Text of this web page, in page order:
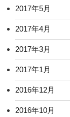
2017年5月
2017年4月
2017年3月
2017年1月
2016年12月
2016年10月